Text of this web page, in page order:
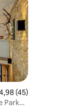
av 5 i
(45)
Park